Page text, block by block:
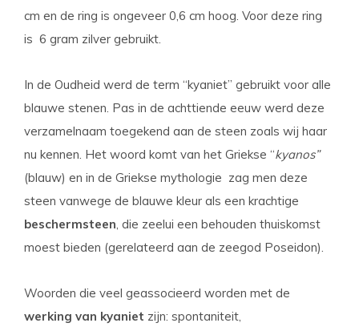
cm en de ring is ongeveer 0,6 cm hoog. Voor deze ring
is 6 gram zilver gebruikt.
In de Oudheid werd de term “kyaniet” gebruikt voor alle
blauwe stenen. Pas in de achttiende eeuw werd deze
verzamelnaam toegekend aan de steen zoals wij haar
nu kennen. Het woord komt van het Griekse “kyanos”
(blauw) en in de Griekse mythologie zag men deze
steen vanwege de blauwe kleur als een krachtige
beschermsteen, die zeelui een behouden thuiskomst
moest bieden (gerelateerd aan de zeegod Poseidon).
Woorden die veel geassocieerd worden met de
werking van kyaniet zijn: spontaniteit,